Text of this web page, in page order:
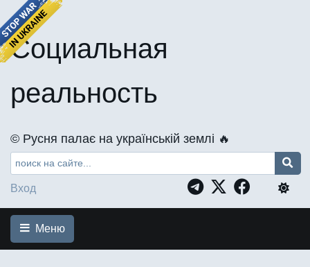
Социальная
реальность
©️ Русня палає на українській землі 🔥
Вход
Меню